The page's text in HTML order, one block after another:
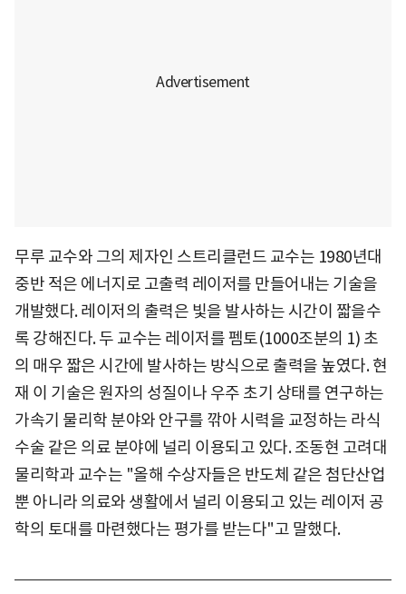
무루 교수와 그의 제자인 스트리클런드 교수는 1980년대
중반 적은 에너지로 고출력 레이저를 만들어내는 기술을
개발했다. 레이저의 출력은 빛을 발사하는 시간이 짧을수
록 강해진다. 두 교수는 레이저를 펨토(1000조분의 1) 초
의 매우 짧은 시간에 발사하는 방식으로 출력을 높였다. 현
재 이 기술은 원자의 성질이나 우주 초기 상태를 연구하는
가속기 물리학 분야와 안구를 깎아 시력을 교정하는 라식
수술 같은 의료 분야에 널리 이용되고 있다. 조동현 고려대
물리학과 교수는 "올해 수상자들은 반도체 같은 첨단산업
뿐 아니라 의료와 생활에서 널리 이용되고 있는 레이저 공
학의 토대를 마련했다는 평가를 받는다"고 말했다.